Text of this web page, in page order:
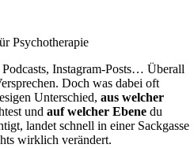
Psychotherapie
Instagram-Posts… Überall
Doch was dabei oft
Unterschied,aus welcher
undauf welcher Ebene du
landet schnell in einer Sackgasse
wirklich verändert.